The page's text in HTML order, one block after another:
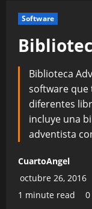
Software
Biblioteca
software que
diferentes
incluye una
adventista
CuartoAngel
octubre 26, 2016
1 minute read
0